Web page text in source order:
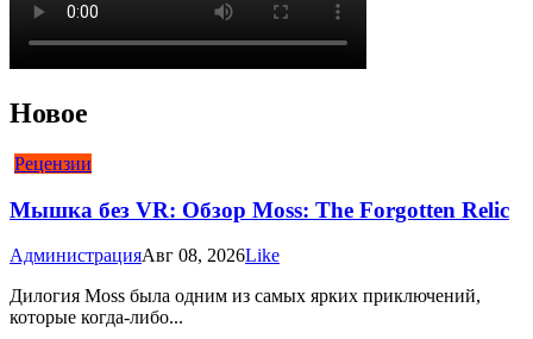
Новое
Рецензии
Мышка без VR: Обзор Moss: The Forgotten Relic
АдминистрацияАвг 08, 2026Like
Дилогия Moss была одним из самых ярких приключений,
которые когда-либо...